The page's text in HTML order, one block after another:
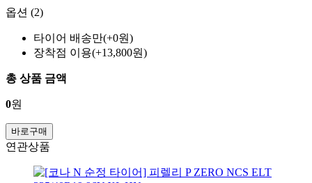
옵션 (2)
타이어 배송만(+0원)
장착점 이용(+13,800원)
총 상품 금액
0원
바로구매
연관상품